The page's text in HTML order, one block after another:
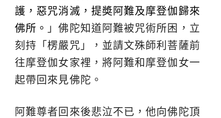
護，惡咒消滅，提奬阿難及摩登伽歸來
佛所。 」佛陀知道阿難被咒術所困，立
刻持「楞嚴咒」，並請文殊師利菩薩前
往摩登伽女家裡，將阿難和摩登伽女一
起帶回來見佛陀。
阿難尊者回來後悲泣不已，他向佛陀頂